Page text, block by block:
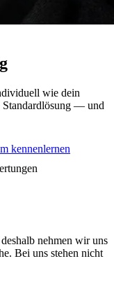
wie dein
Standardlösung — und
kennenlernen
nehmen wir uns
Bei uns stehen nicht